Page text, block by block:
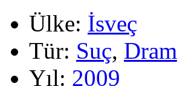
Ülke: İsveç
Tür: Suç, Dram
Yıl: 2009